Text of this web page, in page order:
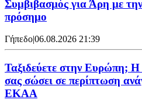
Συμβιβασμός για Άρη με
πρόσημο
Γήπεδο|06.08.2026 21:39
Ταξιδεύετε στην Ευρώπη;
σας σώσει σε περίπτωση
ΕΚΑΑ